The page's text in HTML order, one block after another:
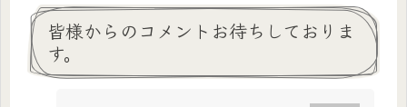
皆様からのコメントお待ちしておりま
す。